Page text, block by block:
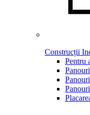
Construcții
Pentru